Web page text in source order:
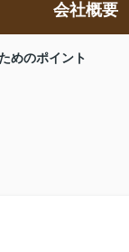
会社概要
めのポイント